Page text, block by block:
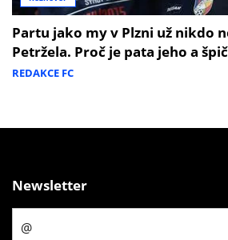
Partu jako my v Plzni už nikdo
Petržela. Proč je pata jeho a
REDAKCE FC
Newsletter